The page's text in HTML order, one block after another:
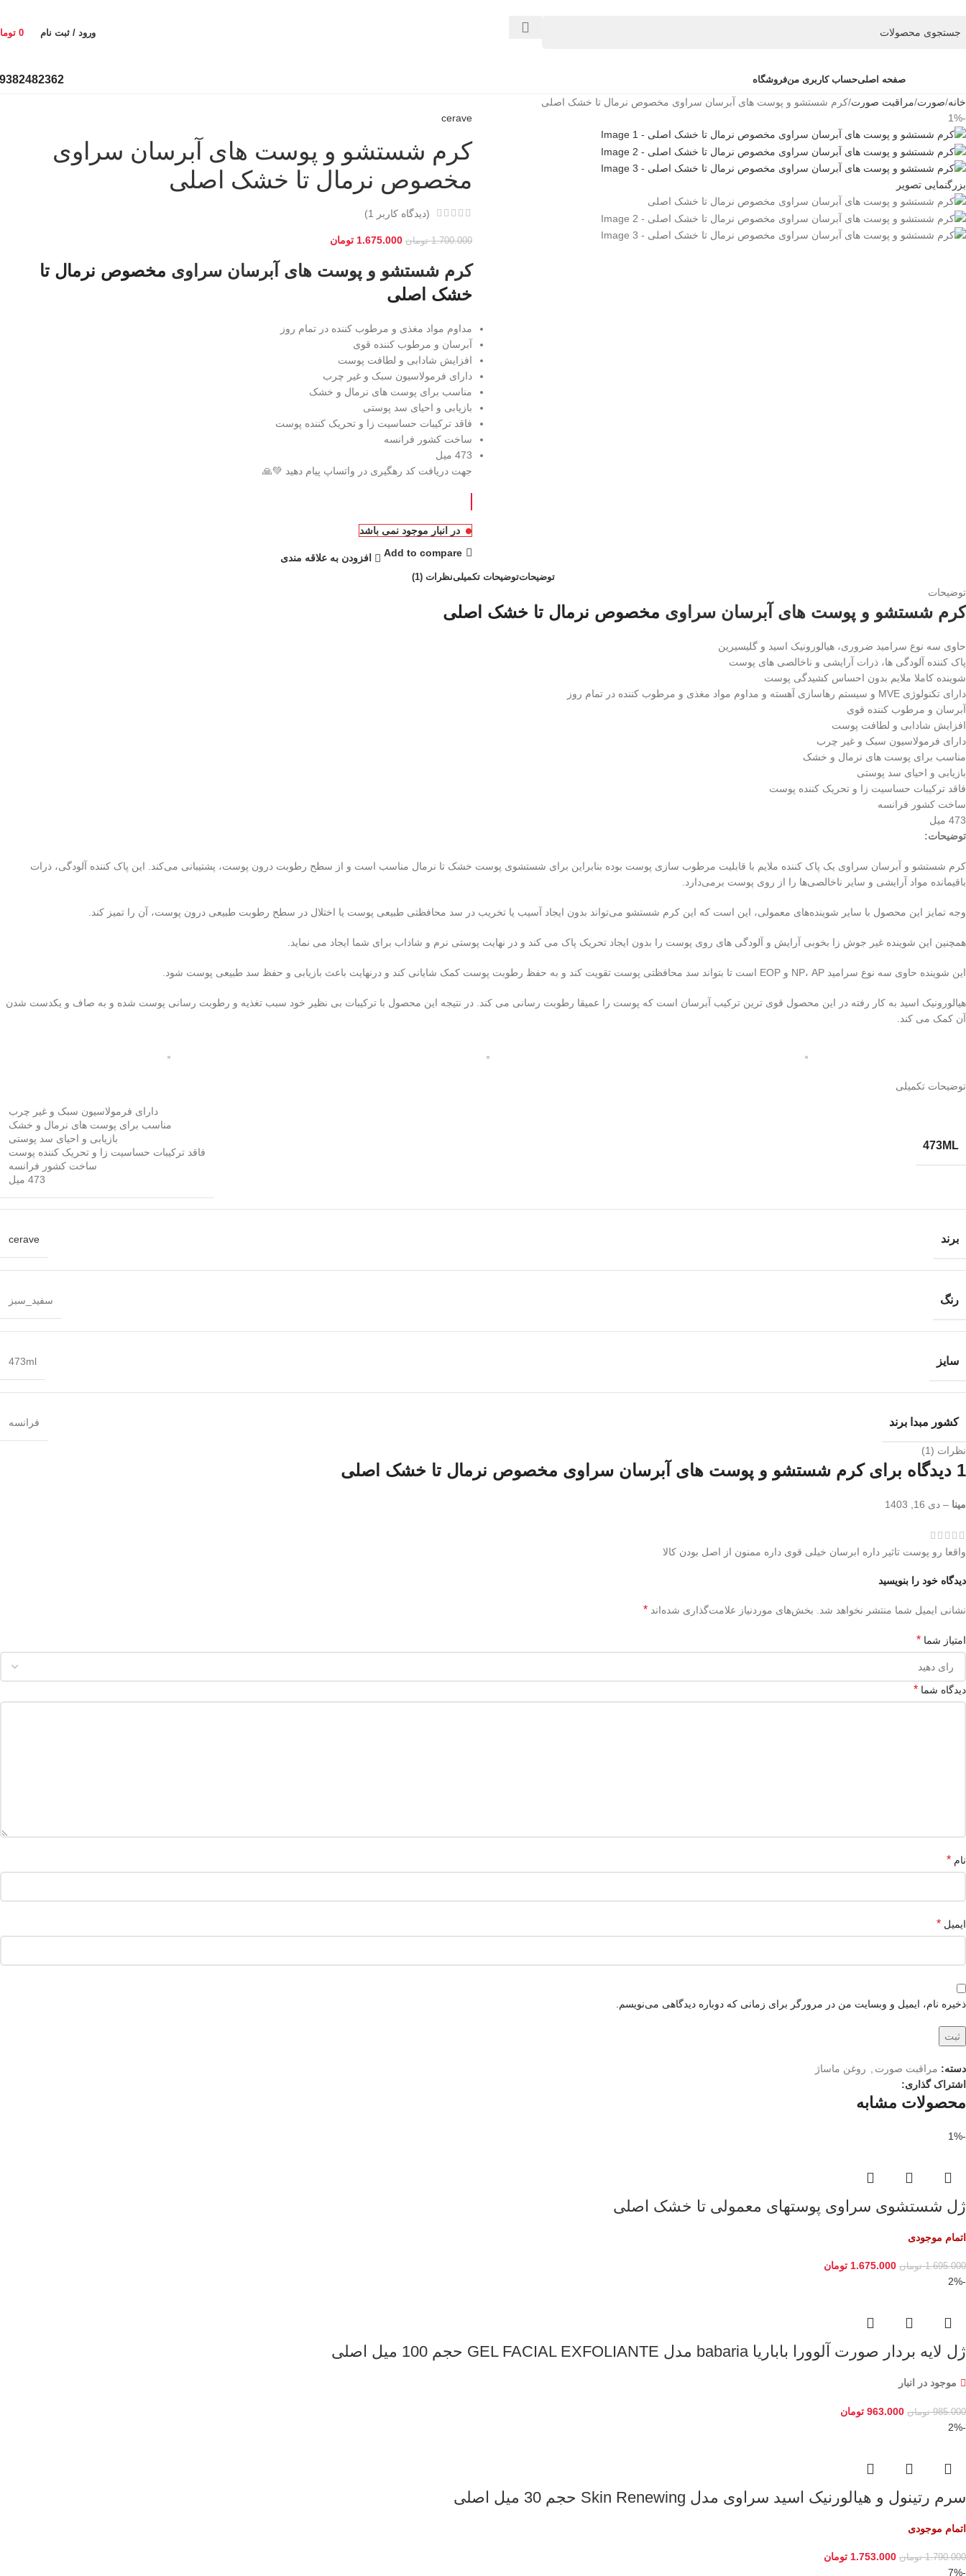
ورود / ثبت نام 0
صفحه اصلیحساب کاربری منفروشگاه
خانه صورت مراقبت صورت کرم شستشو و پوست های آبرسان سراوی مخصوص نرمال تا خشک اصلی
-1%
بزرگنمایی تصویر
cerave
کرم شستشو و پوست های آبرسان سراوی
مخصوص نرمال تا خشک اصلی
(دیدگاه کاربر 1
)
1.700.000 تومان 1.675.000 تومان
کرم شستشو و پوست های آبرسان سراوی مخصوص نرمال تا
خشک اصلی
مداوم مواد مغذی و مرطوب کننده در تمام روز
آبرسان و مرطوب کننده قوی
افزایش شادابی و لطافت پوست
دارای فرمولاسیون سبک و غیر چرب
مناسب برای پوست های نرمال و خشک
بازیابی و احیای سد پوستی
فاقد ترکیبات حساسیت زا و تحریک کننده پوست
ساخت کشور فرانسه
473 میل
جهت دریافت کد رهگیری در واتساپ پیام دهید 💚🙏
در انبار موجود نمی باشد
Add to compare
افزودن به علاقه مندی
توضیحاتتوضیحات تکمیلینظرات (1)
توضیحات
کرم شستشو و پوست های آبرسان سراوی مخصوص نرمال تا خشک اصلی
حاوی سه نوع سرامید ضروری، هیالورونیک اسید و گلیسیرین
پاک کننده آلودگی ها، ذرات آرایشی و ناخالصی های پوست
شوینده کاملا ملایم بدون احساس کشیدگی پوست
دارای تکنولوژی MVE و سیستم رهاسازی آهسته و مداوم مواد مغذی و مرطوب کننده در تمام روز
آبرسان و مرطوب کننده قوی
افزایش شادابی و لطافت پوست
دارای فرمولاسیون سبک و غیر چرب
مناسب برای پوست های نرمال و خشک
بازیابی و احیای سد پوستی
فاقد ترکیبات حساسیت زا و تحریک کننده پوست
ساخت کشور فرانسه
473 میل
توضیحات:
کرم شستشو و آبرسان سراوی یک پاک کننده ملایم با قابلیت مرطوب سازی پوست بوده بنابراین برای شستشوی پوست خشک تا نرمال مناسب است و از سطح رطوبت درون پوست، پشتیبانی می‌کند. این پاک کننده آلودگی، ذرات
باقیمانده مواد آرایشی و سایر ناخالصی‌ها را از روی پوست برمی‌دارد.
وجه تمایز این محصول با سایر شوینده‌های معمولی، این است که این کرم شستشو می‌تواند بدون ایجاد آسیب یا تخریب در سد محافظتی طبیعی پوست یا اختلال در سطح رطوبت طبیعی درون پوست، آن را تمیز کند.
همچنین این شوینده غیر جوش زا بخوبی آرایش و آلودگی های روی پوست را بدون ایجاد تحریک پاک می کند و در نهایت پوستی نرم و شاداب برای شما ایجاد می نماید.
این شوینده حاوی سه نوع سرامید NP، AP و EOP است تا بتواند سد محافظتی پوست تقویت کند و به حفظ رطوبت پوست کمک شایانی کند و درنهایت باعث بازیابی و حفظ سد طبیعی پوست شود.
هیالورونیک اسید به کار رفته در این محصول قوی ترین ترکیب آبرسان است که پوست را عمیقا رطوبت رسانی می کند. در نتیجه این محصول با ترکیبات بی نظیر خود سبب تغذیه و رطوبت رسانی پوست شده و به صاف و یکدست شدن
آن کمک می کند.
توضیحات تکمیلی
473ML
دارای فرمولاسیون سبک و غیر چرب
مناسب برای پوست های نرمال و خشک
بازیابی و احیای سد پوستی
فاقد ترکیبات حساسیت زا و تحریک کننده پوست
ساخت کشور فرانسه
473 میل
برند cerave
رنگ سفید_سبز
سایز 473ml
کشور مبدا برند فرانسه
نظرات (1)
1 دیدگاه برای کرم شستشو و پوست های آبرسان سراوی مخصوص نرمال تا خشک اصلی
مینا – دی 16, 1403
واقعا رو پوست تاثیر داره ابرسان خیلی قوی داره ممنون از اصل بودن کالا
دیدگاه خود را بنویسید
نشانی ایمیل شما منتشر نخواهد شد. بخش‌های موردنیاز علامت‌گذاری شده‌اند *
امتیاز شما *
دیدگاه شما *
نام *
ایمیل *
ذخیره نام، ایمیل و وبسایت من در مرورگر برای زمانی که دوباره دیدگاهی می‌نویسم.
دسته: مراقبت صورت
روغن ماساژ
اشتراک گذاری:
محصولات مشابه
-1%
ژل شستشوی سراوی پوستهای معمولی تا خشک اصلی
اتمام موجودی
1.695.000 تومان 1.675.000 تومان
-2%
ژل لایه بردار صورت آلوورا باباریا babaria مدل GEL FACIAL EXFOLIANTE حجم 100 میل اصلی
موجود در انبار
985.000 تومان 963.000 تومان
-2%
سرم رتینول و هیالورنیک اسید سراوی مدل Skin Renewing حجم 30 میل اصلی
اتمام موجودی
1.790.000 تومان 1.753.000 تومان
-7%